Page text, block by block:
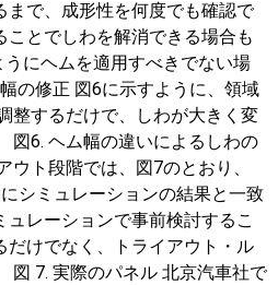
まで、成形性を何度でも確認で
ことでしわを解消できる場合も
にヘムを適用すべきでない場
の修正 図6に示すように、領域
整するだけで、しわが大きく変
図6. ヘム幅の違いによるしわの
ウト段階では、図7のとおり、
シミュレーションの結果と一致
ュレーションで事前検討するこ
だけでなく、トライアウト・ル
図 7. 実際のパネル 北京汽車社で